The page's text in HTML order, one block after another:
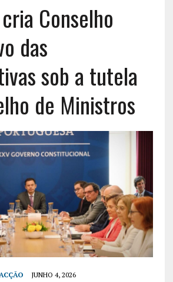
Conselho
das
sob a tutela
de Ministros
JUNHO 4, 2026